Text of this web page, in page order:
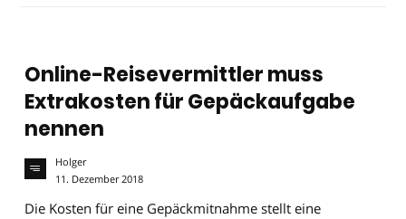
Online-Reisevermittler muss
Extrakosten für Gepäckaufgabe
nennen
Holger
11. Dezember 2018
Die Kosten für eine Gepäckmitnahme stellt eine